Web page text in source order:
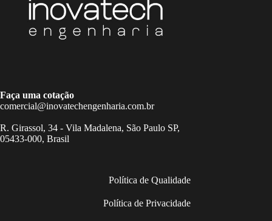
Faça uma cotação
comercial@inovatechengenharia.com.br
R. Girassol, 34 - Vila Madalena, São Paulo SP,
05433-000, Brasil
Política de Qualidade
Política de Privacidade